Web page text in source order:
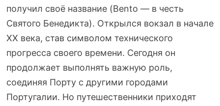
получил своё название (Bento — в честь
Святого Бенедикта). Открылся вокзал в начале
XX века, став символом технического
прогресса своего времени. Сегодня он
продолжает выполнять важную роль,
соединяя Порту с другими городами
Португалии. Но путешественники приходят